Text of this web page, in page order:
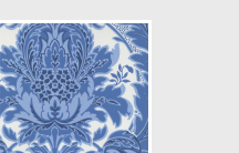
9048
S2005-Y20R
Grå